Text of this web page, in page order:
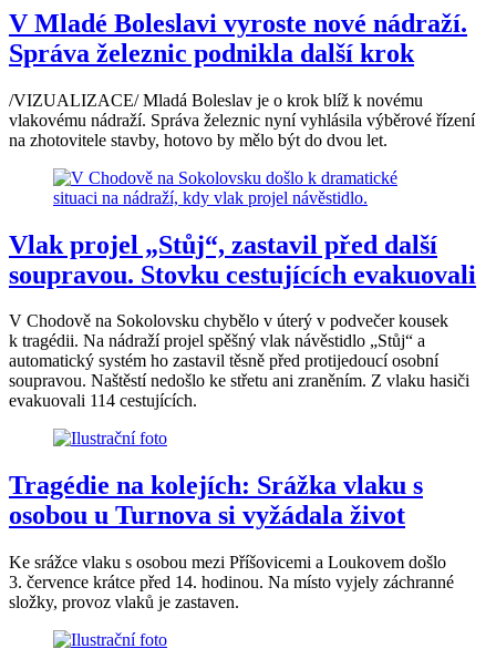
V Mladé Boleslavi vyroste nové nádraží.
Správa železnic podnikla další krok
/VIZUALIZACE/ Mladá Boleslav je o krok blíž k novému
vlakovému nádraží. Správa železnic nyní vyhlásila výběrové řízení
na zhotovitele stavby, hotovo by mělo být do dvou let.
Vlak projel „Stůj“, zastavil před další
soupravou. Stovku cestujících evakuovali
V Chodově na Sokolovsku chybělo v úterý v podvečer kousek
k tragédii. Na nádraží projel spěšný vlak návěstidlo „Stůj“ a
automatický systém ho zastavil těsně před protijedoucí osobní
soupravou. Naštěstí nedošlo ke střetu ani zraněním. Z vlaku hasiči
evakuovali 114 cestujících.
Tragédie na kolejích: Srážka vlaku s
osobou u Turnova si vyžádala život
Ke srážce vlaku s osobou mezi Příšovicemi a Loukovem došlo
3. července krátce před 14. hodinou. Na místo vyjely záchranné
složky, provoz vlaků je zastaven.